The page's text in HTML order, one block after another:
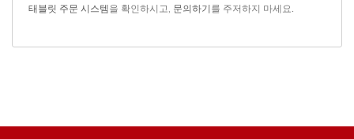
태블릿 주문 시스템 을 확인하시고, 문의하기 를 주저하지 마세요.